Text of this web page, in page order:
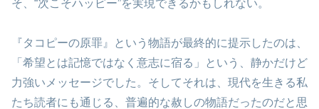
そ、“次こそハッピー”を実現できるかもしれない。
『タコピーの原罪』という物語が最終的に提示したのは、
「希望とは記憶ではなく意志に宿る」という、静かだけど
力強いメッセージでした。そしてそれは、現代を生きる私
たち読者にも通じる、普遍的な赦しの物語だったのだと思